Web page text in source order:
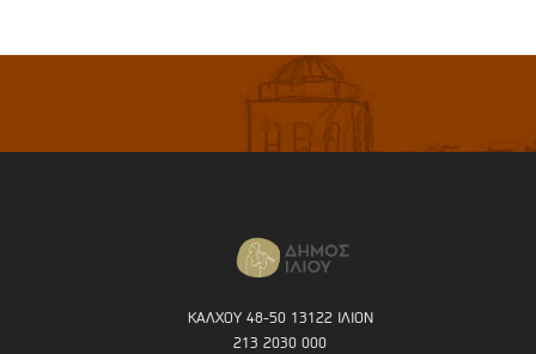
ΚΑΛΧΟΥ 48-50 13122 ΙΛΙΟΝ
213 2030 000